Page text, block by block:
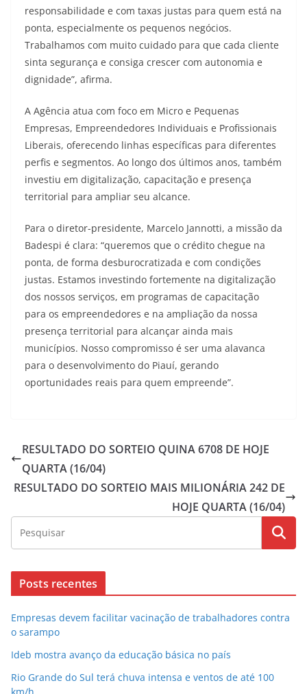
responsabilidade e com taxas justas para quem está na
ponta, especialmente os pequenos negócios.
Trabalhamos com muito cuidado para que cada cliente
sinta segurança e consiga crescer com autonomia e
dignidade”, afirma.
A Agência atua com foco em Micro e Pequenas
Empresas, Empreendedores Individuais e Profissionais
Liberais, oferecendo linhas específicas para diferentes
perfis e segmentos. Ao longo dos últimos anos, também
investiu em digitalização, capacitação e presença
territorial para ampliar seu alcance.
Para o diretor-presidente, Marcelo Jannotti, a missão da
Badespi é clara: “queremos que o crédito chegue na
ponta, de forma desburocratizada e com condições
justas. Estamos investindo fortemente na digitalização
dos nossos serviços, em programas de capacitação
para os empreendedores e na ampliação da nossa
presença territorial para alcançar ainda mais
municípios. Nosso compromisso é ser uma alavanca
para o desenvolvimento do Piauí, gerando
oportunidades reais para quem empreende”.
RESULTADO DO SORTEIO QUINA 6708 DE HOJE
QUARTA (16/04)
RESULTADO DO SORTEIO MAIS MILIONÁRIA 242 DE
HOJE QUARTA (16/04)
Posts recentes
Empresas devem facilitar vacinação de trabalhadores contra
o sarampo
Ideb mostra avanço da educação básica no país
Rio Grande do Sul terá chuva intensa e ventos de até 100